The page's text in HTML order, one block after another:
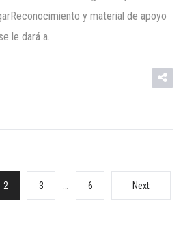
y material de apoyo
le dará a…
2 3 6 Next